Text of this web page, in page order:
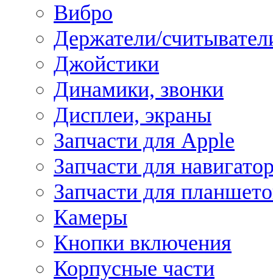
Вибро
Держатели/
Джойстики
Динамики, звонки
Дисплеи, экраны
Запчасти для Apple
Запчасти для
Запчасти для
Камеры
Кнопки включения
Корпусные части